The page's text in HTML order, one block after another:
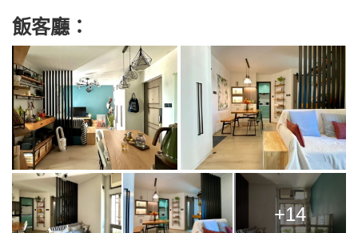
飯客廳：
+14